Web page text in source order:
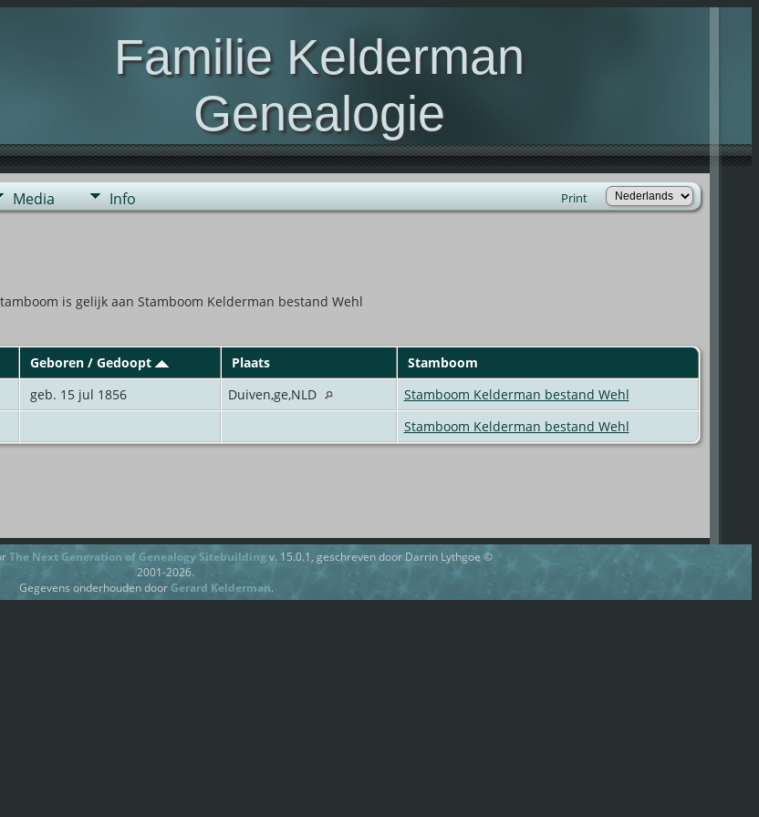
Familie Kelderman
Genealogie
Genealogie van de familie Kelderman(s)
Media Info Print
is gelijk aan Stamboom Kelderman bestand Wehl
Geboren / Gedoopt Plaats
Stamboom
geb. 15 jul 1856 Duiven,ge,NLD
Stamboom Kelderman bestand Wehl
Stamboom Kelderman bestand Wehl
The Next Generation of Genealogy Sitebuildingv. 15.0.1, geschreven door Darrin Lythgoe ©
2001-2026.
Gegevens onderhouden door Gerard Kelderman.